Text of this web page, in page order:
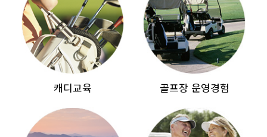
캐디교육 골프장 운영경험